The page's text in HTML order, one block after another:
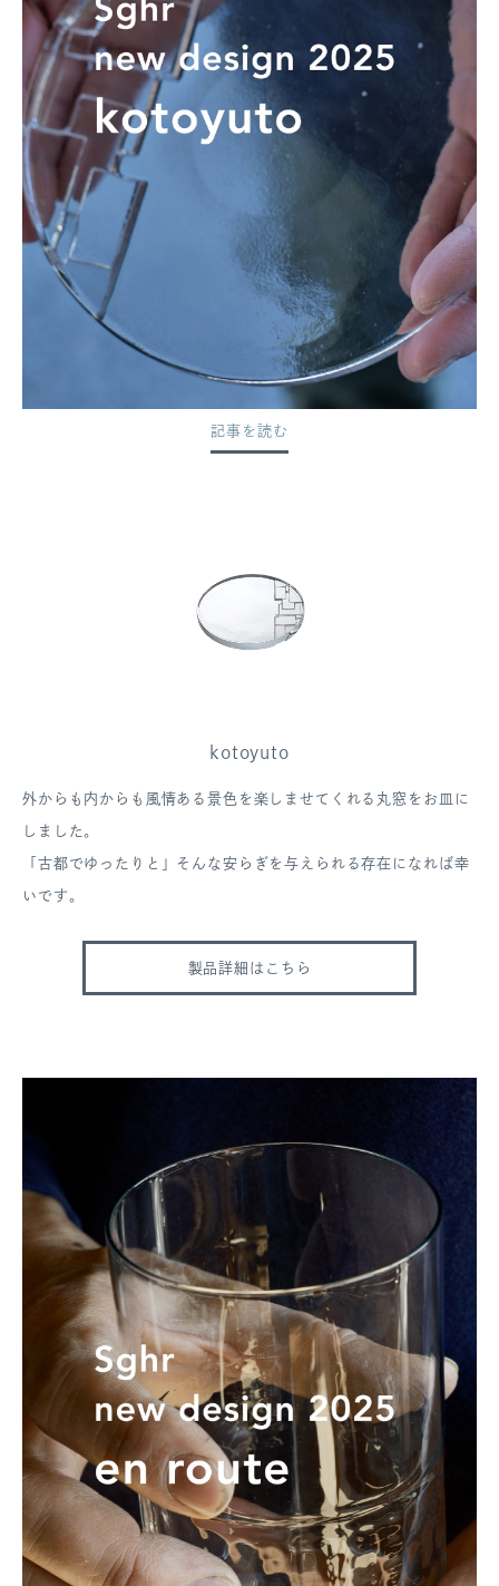
記事を読む
kotoyuto
外からも内からも風情ある景色を楽しませてくれる丸窓をお皿に
しました。
「古都でゆったりと」そんな安らぎを与えられる存在になれば幸
いです。
製品詳細はこちら